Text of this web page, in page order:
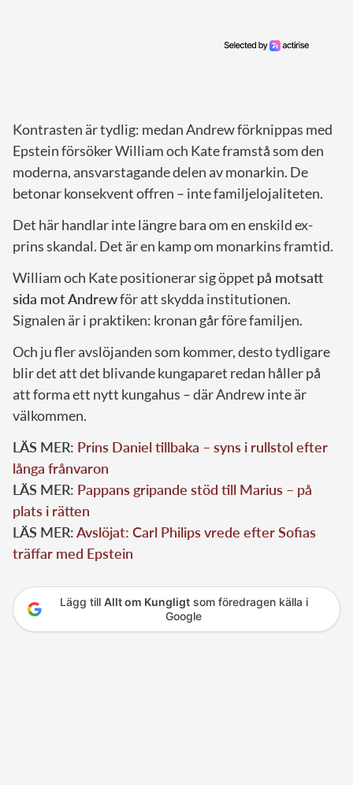
Kontrasten är tydlig: medan Andrew förknippas med
Epstein försöker William och Kate framstå som den
moderna, ansvarstagande delen av monarkin. De
betonar konsekvent offren – inte familjelojaliteten.
Det här handlar inte längre bara om en enskild ex-
prins skandal. Det är en kamp om monarkins framtid.
William och Kate positionerar sig öppet på motsatt
sida mot Andrewför att skydda institutionen.
Signalen är i praktiken: kronan går före familjen.
Och ju fler avslöjanden som kommer, desto tydligare
blir det att det blivande kungaparet redan håller på
att forma ett nytt kungahus – där Andrew inte är
välkommen.
LÄS MER: Prins Daniel tillbaka – syns i rullstol efter
långa frånvaron
LÄS MER: Pappans gripande stöd till Marius – på
plats i rätten
LÄS MER:Avslöjat: Carl Philips vrede efter Sofias
träffar med Epstein
Lägg till Allt om Kungligtsom föredragen källa i
Google